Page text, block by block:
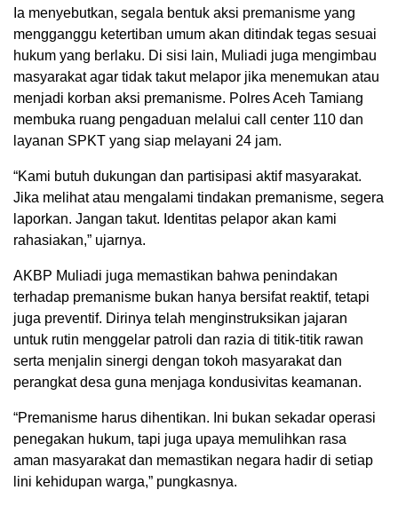
Ia menyebutkan, segala bentuk aksi premanisme yang
mengganggu ketertiban umum akan ditindak tegas sesuai
hukum yang berlaku. Di sisi lain, Muliadi juga mengimbau
masyarakat agar tidak takut melapor jika menemukan atau
menjadi korban aksi premanisme. Polres Aceh Tamiang
membuka ruang pengaduan melalui call center 110 dan
layanan SPKT yang siap melayani 24 jam.
“Kami butuh dukungan dan partisipasi aktif masyarakat.
Jika melihat atau mengalami tindakan premanisme, segera
laporkan. Jangan takut. Identitas pelapor akan kami
rahasiakan,” ujarnya.
AKBP Muliadi juga memastikan bahwa penindakan
terhadap premanisme bukan hanya bersifat reaktif, tetapi
juga preventif. Dirinya telah menginstruksikan jajaran
untuk rutin menggelar patroli dan razia di titik-titik rawan
serta menjalin sinergi dengan tokoh masyarakat dan
perangkat desa guna menjaga kondusivitas keamanan.
“Premanisme harus dihentikan. Ini bukan sekadar operasi
penegakan hukum, tapi juga upaya memulihkan rasa
aman masyarakat dan memastikan negara hadir di setiap
lini kehidupan warga,” pungkasnya.